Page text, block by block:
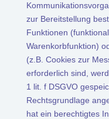
zur Bereitstellung
Funktionen
Warenkorbfunktion)
(z.B. Cookies zur
erforderlich sind,
1 lit. f DSGVO
Rechtsgrundlage
hat ein berechtigtes